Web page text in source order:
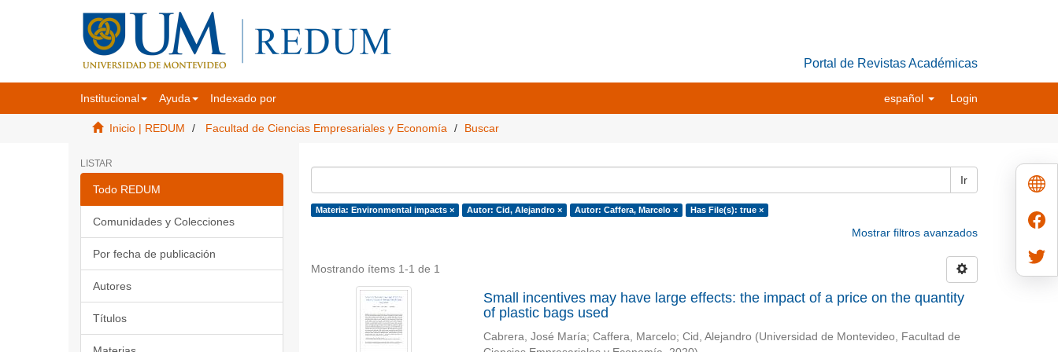
Portal de Revistas Académicas
Institucional Ayuda Indexado por español Login
Inicio | REDUM Facultad de Ciencias Empresariales y Economía Buscar
LISTAR
Todo REDUM
Comunidades y Colecciones
Por fecha de publicación
Autores
Títulos
Ir
Materia: Environmental impacts × Autor: Cid, Alejandro × Autor: Caffera, Marcelo × Has File(s): true ×
Mostrar filtros avanzados
Mostrando ítems 1-1 de 1
Small incentives may have large effects: the impact of a price on the quantity
of plastic bags used
Cabrera, José María; Caffera, Marcelo; Cid, Alejandro (Universidad de Montevideo, Facultad de